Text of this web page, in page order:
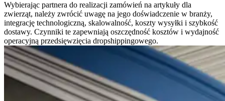
Wybierając partnera do realizacji zamówień na artykuły dla
zwierząt, należy zwrócić uwagę na jego doświadczenie w branży,
integrację technologiczną, skalowalność, koszty wysyłki i szybkość
dostawy. Czynniki te zapewniają oszczędność kosztów i wydajność
operacyjną przedsięwzięcia dropshippingowego.